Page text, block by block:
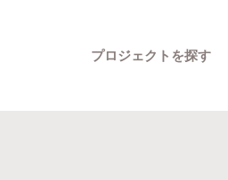
プロジェクトを探す